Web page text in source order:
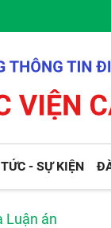
- SỰ KIỆN
Luận án